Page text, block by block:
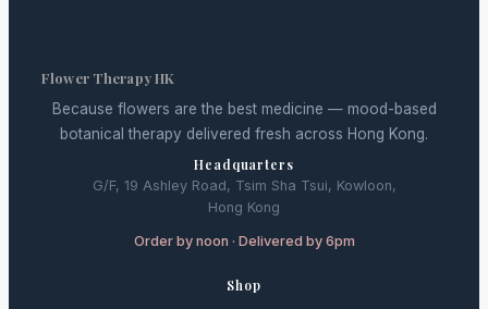
Flower Therapy HK
Because flowers are the best medicine — mood-based
botanical therapy delivered fresh across Hong Kong.
Headquarters
G/F, 19 Ashley Road, Tsim Sha Tsui, Kowloon,
Hong Kong
Order by noon · Delivered by 6pm
Shop